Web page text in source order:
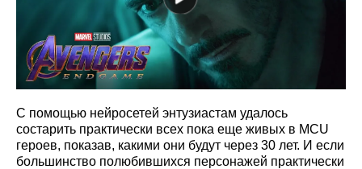
С помощью нейросетей энтузиастам удалось
состарить практически всех пока еще живых в MCU
героев, показав, какими они будут через 30 лет. И если
большинство полюбившихся персонажей практически